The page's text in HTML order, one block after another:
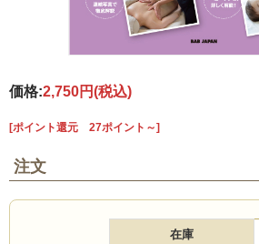
価格:2,750円(税込)
[ポイント還元 27ポイント～]
注文
在庫